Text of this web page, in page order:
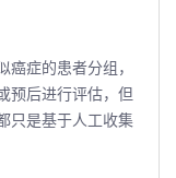
症的患者分组，
预后进行评估，但
只是基于人工收集